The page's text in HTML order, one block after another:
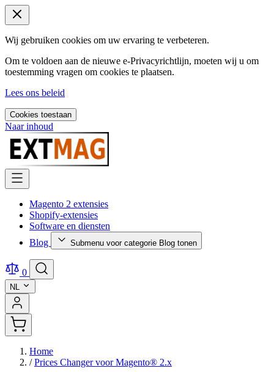
Wij gebruiken cookies om uw ervaring te verbeteren.
Om te voldoen aan de nieuwe e-Privacyrichtlijn, moeten wij u om
toestemming vragen om cookies te plaatsen.
Lees ons beleid
Cookies toestaan
Naar inhoud
Magento 2 extensies
Shopify-extensies
Software en diensten
Blog
Submenu voor categorie Blog tonen
0
NL
Home
/ Prices Changer voor Magento® 2.x